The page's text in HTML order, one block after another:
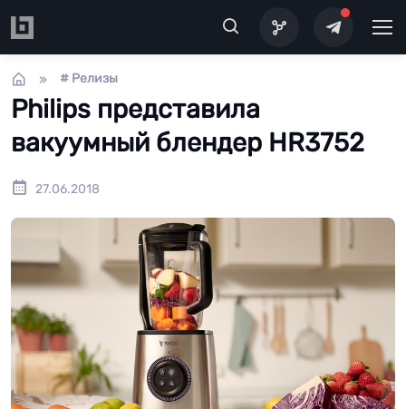
# Релизы
Philips представила
вакуумный блендер HR3752
27.06.2018